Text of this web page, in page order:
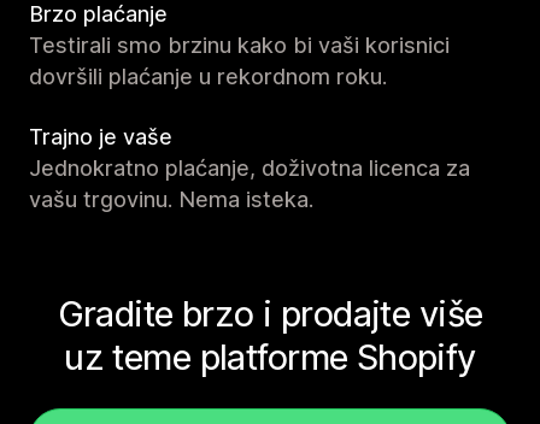
Brzo plaćanje
Testirali smo brzinu kako bi vaši korisnici
dovršili plaćanje u rekordnom roku.
Trajno je vaše
Jednokratno plaćanje, doživotna licenca za
vašu trgovinu. Nema isteka.
Gradite brzo i prodajte više
uz teme platforme Shopify